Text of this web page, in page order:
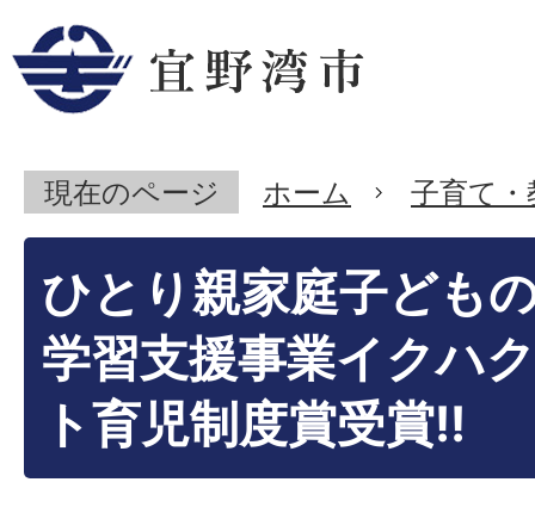
現在のページ ホーム 子育て・
ひとり親家庭子ども
学習支援事業イクハ
ト育児制度賞受賞!!